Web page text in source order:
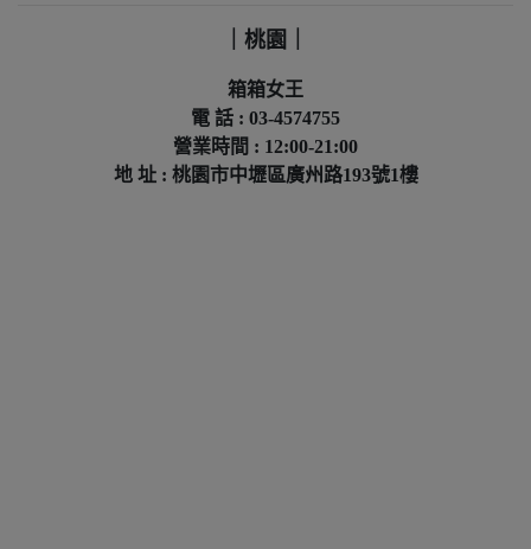
｜桃園｜
箱箱女王
電 話 : 03-4574755
營業時間 : 12:00-21:00
地 址 : 桃園市中壢區廣州路193號1樓